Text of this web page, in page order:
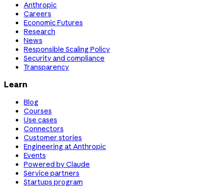
Anthropic
Careers
Economic Futures
Research
News
Responsible Scaling Policy
Security and compliance
Transparency
Learn
Blog
Courses
Use cases
Connectors
Customer stories
Engineering at Anthropic
Events
Powered by Claude
Service partners
Startups program